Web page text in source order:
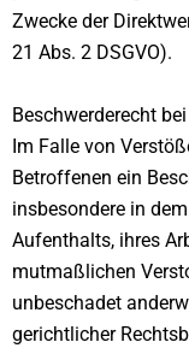
Zwecke der
21 Abs. 2 DSGVO).
Beschwerde­recht
Im Falle von
Betroffenen ein
insbesondere in
Aufenthalts, ihres
mutmaßlichen
unbeschadet
gerichtlicher